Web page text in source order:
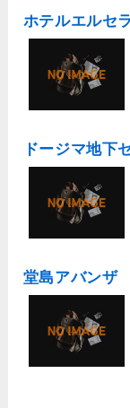
ホテルエルセ
ドージマ地下
堂島アバンザ